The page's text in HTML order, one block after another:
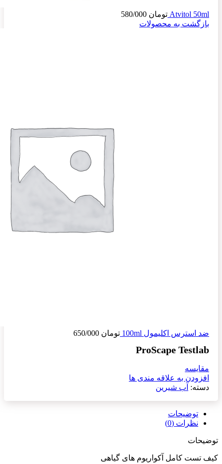
Atvitol 50ml تومان
بازگشت به محصولات
ضد استرس اکلیمول 100ml تومان
ProScape Testlab
مقایسه
افزودن به علاقه مندی ها
دسته: آب شیرین
توضیحات
نظرات (0)
توضیحات
کیف تست کامل آکواریوم های گیاهی